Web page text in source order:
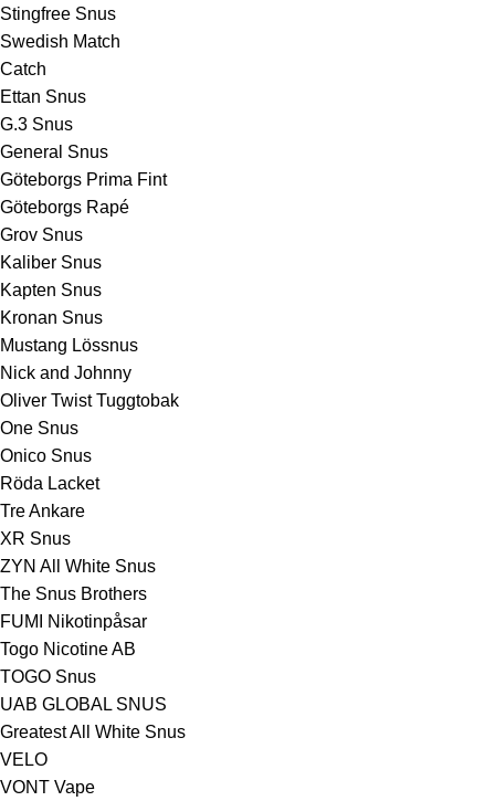
Stingfree Snus
Swedish Match
Catch
Ettan Snus
G.3 Snus
General Snus
Göteborgs Prima Fint
Göteborgs Rapé
Grov Snus
Kaliber Snus
Kapten Snus
Kronan Snus
Mustang Lössnus
Nick and Johnny
Oliver Twist Tuggtobak
One Snus
Onico Snus
Röda Lacket
Tre Ankare
XR Snus
ZYN All White Snus
The Snus Brothers
FUMI Nikotinpåsar
Togo Nicotine AB
TOGO Snus
UAB GLOBAL SNUS
Greatest All White Snus
VELO
VONT Vape